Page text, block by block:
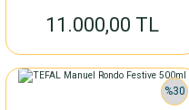
11.000,00 TL
%30